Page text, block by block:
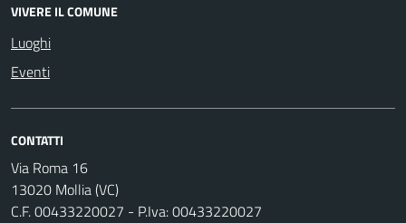
VIVERE IL COMUNE
Luoghi
Eventi
CONTATTI
Via Roma 16
13020 Mollia (VC)
C.F. 00433220027 - P.Iva: 00433220027